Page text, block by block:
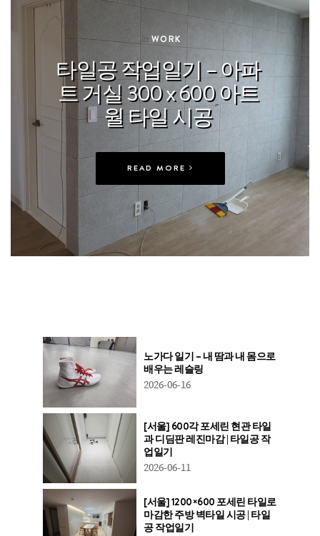
In WORK
타일공 작업일기 – 아파
트 거실 300 x 600 아트
월 타일 시공
READ MORE
노가다 일기 – 내 땀과 내 몸으로
배우는 레슬링
2026-06-16
[서울] 600각 포세린 현관 타일
과 디딤판 레진마감 | 타일공 작
업일기
2026-06-11
[서울] 1200×600 포세린 타일로
마감한 주방 벽타일 시공 | 타일
공 작업일기